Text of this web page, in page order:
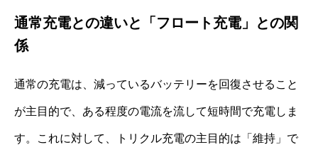
通常充電との違いと「フロート充電」との関
係
通常の充電は、減っているバッテリーを回復させること
が主目的で、ある程度の電流を流して短時間で充電しま
す。これに対して、トリクル充電の主目的は「維持」で